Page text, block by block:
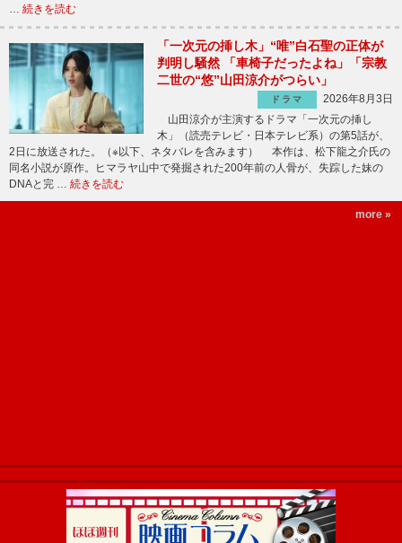
続きを読む
「一次元の挿し木」“唯”白石聖の正体が
判明し騒然 「車椅子だったよね」「宗教
二世の“悠”山田涼介がつらい」
ドラマ
2026年8月3日
山田涼介が主演するドラマ「一次元の挿し
木」（読売テレビ・日本テレビ系）の第5話が、
2日に放送された。（※以下、ネタバレを含みます） 本作は、松下龍之介氏の
同名小説が原作。ヒマラヤ山中で発掘された200年前の人骨が、失踪した妹の
DNAと完 … 続きを読む
more »